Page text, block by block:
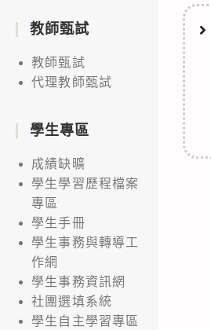
教師甄試
教師甄試
代理教師甄試
學生專區
成績缺曠
學生學習歷程檔案
專區
學生手冊
學生事務與轉導工
作網
學生事務資訊網
社團選填系統
學生自主學習專區